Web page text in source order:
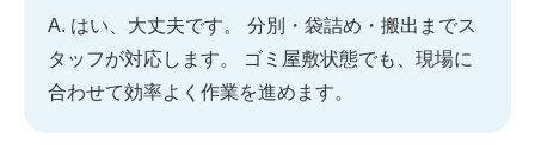
A. はい、大丈夫です。 分別・袋詰め・搬出までス
タッフが対応します。 ゴミ屋敷状態でも、現場に
合わせて効率よく作業を進めます。